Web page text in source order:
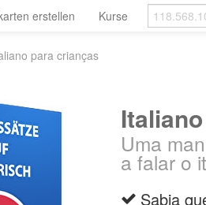
erstellen Kurse
para crianças
Uma
a falar o
Sabia